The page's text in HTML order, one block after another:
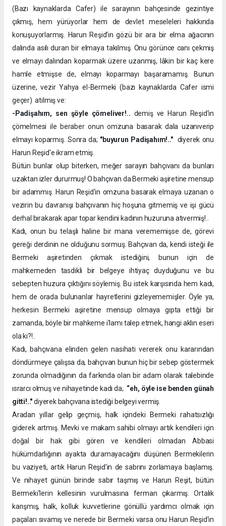
(Bazı kaynaklarda Cafer) ile sarayının bahçesinde gezintiye
çıkmış, hem yürüyorlar hem de devlet meseleleri hakkında
konuşuyorlarmış. Harun Reşid'in gözü bir ara bir elma ağacının
dalında asılı duran bir elmaya takılmış. Onu görünce canı çekmiş
ve elmayı dalından koparmak üzere uzanmış, lâkin bir kaç kere
hamle etmişse de, elmayı koparmayı başaramamış. Bunun
üzerine, vezir Yahya el-Bermeki (bazı kaynaklarda Cafer ismi
geçer) atılmış ve:
-Padişahım, sen şöyle çömeliver!.. demiş ve Harun Reşid'in
çömelmesi ile beraber onun omzuna basarak dala uzanıverip
elmayı koparmış. Sonra da; "buyurun Padişahım!.." diyerek onu
Harun Reşid'e ikram etmiş.
Bütün bunlar olup biterken, meğer sarayın bahçıvanı da bunları
uzaktan izler dururmuş! O bahçıvan da Bermeki aşiretine mensup
bir adammış. Harun Reşid'in omzuna basarak elmaya uzanan o
vezirin bu davranışı bahçıvanın hiç hoşuna gitmemiş ve işi gücü
derhal bırakarak apar topar kendini kadının huzuruna atıvermiş!..
Kadı, onun bu telaşlı haline bir mana verememişse de, görevi
gereği derdinin ne olduğunu sormuş. Bahçıvan da, kendi isteği ile
Bermeki aşiretinden çıkmak istediğini, bunun için de
mahkemeden tasdikli bir belgeye ihtiyaç duyduğunu ve bu
sebepten huzura çıktığını söylemiş. Bu istek karşısında hem kadı,
hem de orada bulunanlar hayretlerini gizleyememişler. Öyle ya,
herkesin Bermeki aşiretine mensup olmaya gıpta ettiği bir
zamanda, böyle bir mahkeme i'lamı talep etmek, hangi aklın eseri
ola ki?!..
Kadı, bahçıvana elinden gelen nasihati vererek onu kararından
döndürmeye çalışsa da, bahçıvan bunun hiç bir sebep göstermek
zorunda olmadığının da farkında olan bir adam olarak talebinde
ısrarcı olmuş ve nihayetinde kadı da; “eh, öyle ise benden günah
gitti!.."diyerek bahçıvana istediği belgeyi vermiş.
Aradan yıllar gelip geçmiş, halk içindeki Bermeki rahatsızlığı
giderek artmış. Mevki ve makam sahibi olmayı artık kendileri için
doğal bir hak gibi gören ve kendileri olmadan Abbasi
hükümdarlığının ayakta duramayacağını düşünen Bermekilerin
bu vaziyeti, artık Harun Reşid'in de sabrını zorlamaya başlamış.
Ve nihayet günün birinde sabır taşmış ve Harun Reşit, bütün
Bermeki'lerin kellesinin vurulmasına ferman çıkarmış. Ortalık
karışmış, halk, kolluk kuvvetlerine gönüllü yardımcı olmak için
paçaları sıvamış ve nerede bir Bermeki varsa onu Harun Reşid'in